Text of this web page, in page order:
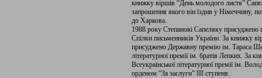
книжку віршів “День молодого листя”
запрошення якого він їздив у Німеччину,
до Харкова.
1988 року Степанові Сапеляку
Спілки письменників України. За книжку
присуджено Державну премію ім. Тараса
літературної премії ім. братів Лепких. За
Всеукраїнської літературної премії ім.
орденом “За заслуги” ІІІ ступеня.